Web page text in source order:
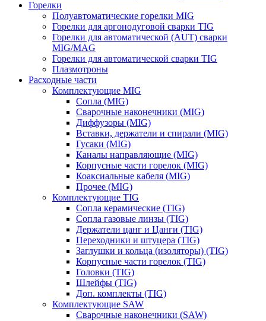
Горелки
Полуавтоматические горелки MIG
Горелки для аргонодуговой сварки TIG
Горелки для автоматической (AUT) сварки
MIG/MAG
Горелки для автоматической сварки TIG
Плазмотроны
Расходные части
Комплектующие MIG
Сопла (MIG)
Сварочные наконечники (MIG)
Диффузоры (MIG)
Вставки, держатели и спирали (MIG)
Гусаки (MIG)
Каналы направляющие (MIG)
Корпусные части горелок (MIG)
Коаксиальные кабеля (MIG)
Прочее (MIG)
Комплектующие TIG
Сопла керамические (TIG)
Сопла газовые линзы (TIG)
Держатели цанг и Цанги (TIG)
Переходники и штуцера (TIG)
Заглушки и кольца (изоляторы) (TIG)
Корпусные части горелок (TIG)
Головки (TIG)
Шлейфы (TIG)
Доп. комплекты (TIG)
Комплектующие SAW
Сварочные наконечники (SAW)